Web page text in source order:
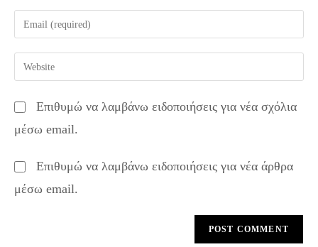
name
comment
Enter
your
email
address
comment
Enter
your
URL
(optional)
Επιθυμώ να λαμβάνω ειδοποιήσεις για νέα σχόλια
μέσω email.
Επιθυμώ να λαμβάνω ειδοποιήσεις για νέα άρθρα
μέσω email.